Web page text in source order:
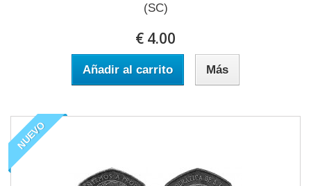
(SC)
€ 4.00
Añadir al carrito Más
NUEVO